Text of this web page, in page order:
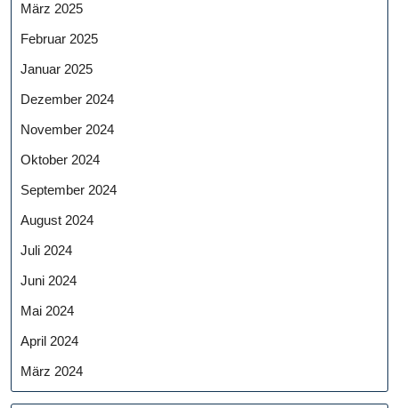
März 2025
Februar 2025
Januar 2025
Dezember 2024
November 2024
Oktober 2024
September 2024
August 2024
Juli 2024
Juni 2024
Mai 2024
April 2024
März 2024